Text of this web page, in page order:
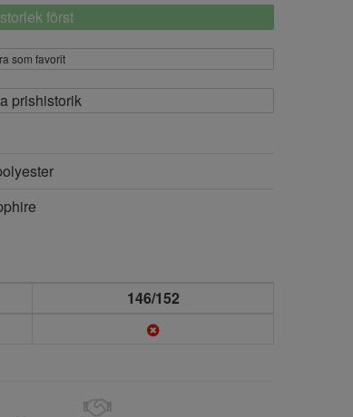
först
som favorit
prishistorik
146/152